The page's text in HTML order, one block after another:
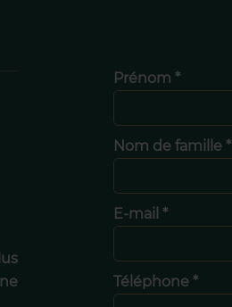
Prénom *
Nom de famille *
E-mail *
Téléphone *